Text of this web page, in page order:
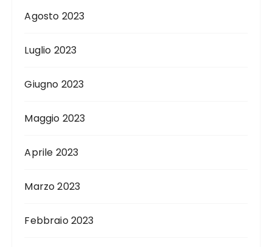
Agosto 2023
Luglio 2023
Giugno 2023
Maggio 2023
Aprile 2023
Marzo 2023
Febbraio 2023